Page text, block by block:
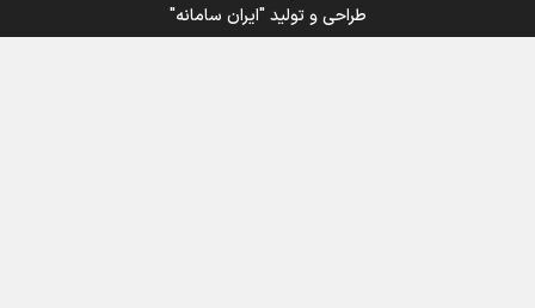
طراحی و تولید"ایران سامانه"